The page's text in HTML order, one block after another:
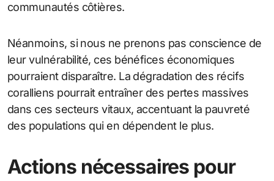
communautés côtières.
Néanmoins, si nous ne prenons pas conscience de
leur vulnérabilité, ces bénéfices économiques
pourraient disparaître. La dégradation des récifs
coralliens pourrait entraîner des pertes massives
dans ces secteurs vitaux, accentuant la pauvreté
des populations qui en dépendent le plus.
Actions nécessaires pour